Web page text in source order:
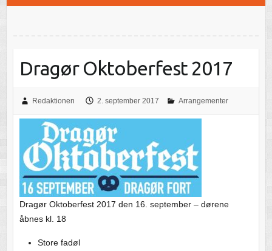
Dragør Oktoberfest 2017
Redaktionen 2. september 2017 Arrangementer
Dragør Oktoberfest 2017 den 16. september – dørene
åbnes kl. 18
Store fadøl